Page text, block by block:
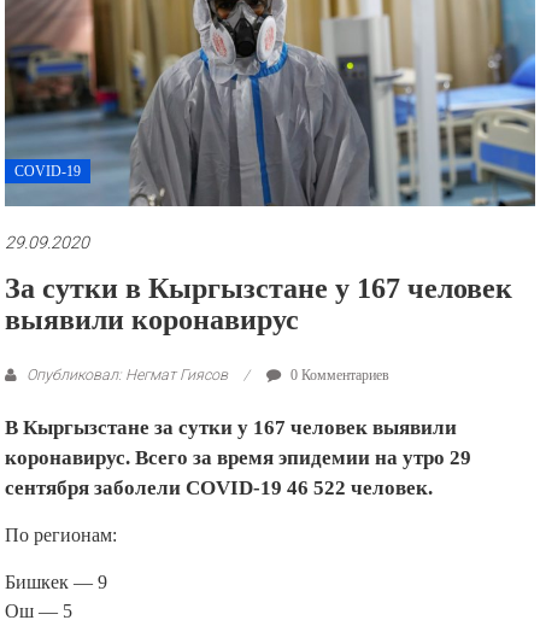
рекламные
ролики
и
презентации.
COVID-19
29.09.2020
За сутки в Кыргызстане у 167 человек
выявили коронавирус
Опубликовал: Негмат Гиясов 0 Комментариев
В Кыргызстане за сутки у 167 человек выявили
коронавирус. Всего за время эпидемии на утро 29
сентября заболели COVID-19 46 522 человек.
По регионам:
Бишкек — 9
Ош — 5